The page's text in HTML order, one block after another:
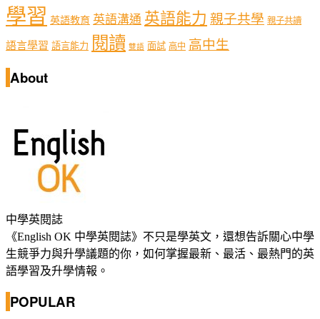
學習 英語教育 英語溝通 英語能力 親子共學 親子共讀
語言學習 語言能力 閱讀 雙語 面試 高中 高中生
About
中學英閱誌
《English OK 中學英閱誌》不只是學英文，還想告訴關心中學
生競爭力與升學議題的你，如何掌握最新、最活、最熱門的英
語學習及升學情報。
POPULAR